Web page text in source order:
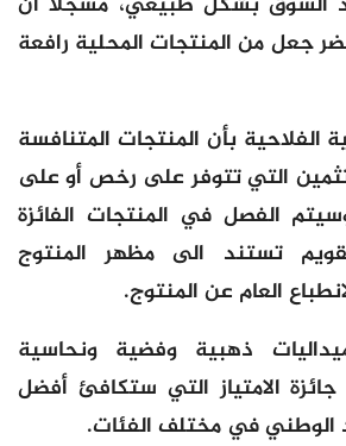
جعل من المنتجات المحلية رافعة
الفلاحية بأن المنتجات المتنافسة
التي تتوفر على رخص أو على
الفصل في المنتجات الفائزة
تستند الى مظهر المنتوج
العام عن المنتوج.
ذهبية وفضية ونحاسية
الامتياز التي ستكافئ أفضل
الوطني في مختلف الفئات.